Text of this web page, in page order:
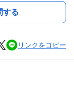
する
リンクをコピー